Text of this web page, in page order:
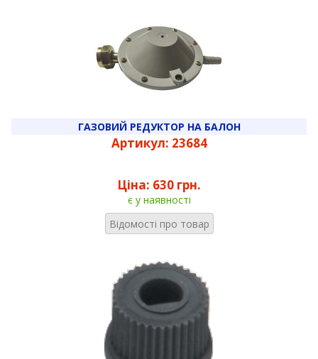
ГАЗОВИЙ РЕДУКТОР НА БАЛОН
Артикул: 23684
Ціна: 630 грн.
є у наявності
Відомості про товар